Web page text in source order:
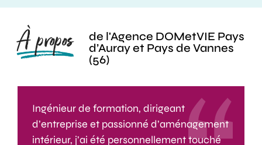
À propos
de l'Agence DOMetVIE Pays
d’Auray et Pays de Vannes
(56)
Ingénieur de formation, dirigeant
d’entreprise et passionné d’aménagement
intérieur, j’ai été personnellement touché